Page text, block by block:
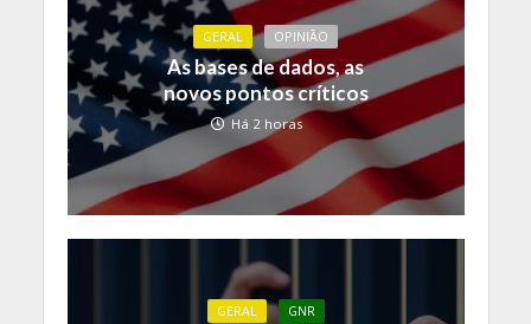
GERAL OPINIÃO
As bases de dados, as
novos pontos críticos
Há 2 horas
GERAL GNR